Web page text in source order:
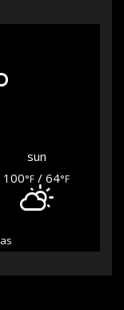
sun
100°F / 64°F